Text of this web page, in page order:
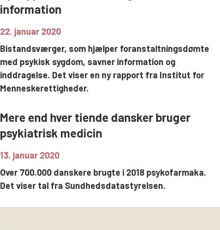
information
22. januar 2020
Bistandsværger, som hjælper foranstaltningsdømte
med psykisk sygdom, savner information og
inddragelse. Det viser en ny rapport fra Institut for
Menneskerettigheder.
Mere end hver tiende dansker bruger
psykiatrisk medicin
13. januar 2020
Over 700.000 danskere brugte i 2018 psykofarmaka.
Det viser tal fra Sundhedsdatastyrelsen.